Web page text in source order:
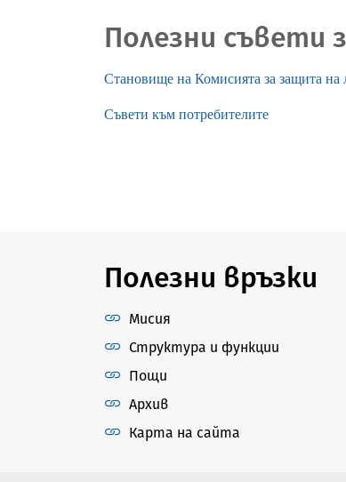
Полезни съвети
Становище на Комисията за защита на
Съвети към потребителите
Полезни връзки
Мисия
Структура и функции
Пощи
Архив
Карта на сайта